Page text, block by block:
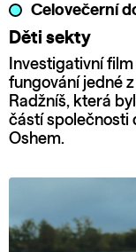
Celovečerní
Děti sekty
Investigativní
fungování jedné
Radžníš, která
částí společnosti
Oshem.